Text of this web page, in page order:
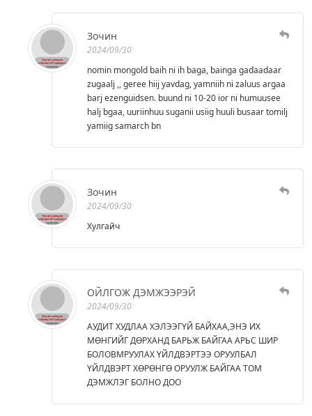
Зочин
2024/09/30
nomin mongold baih ni ih baga, bainga gadaadaar
zugaalj ,, geree hiij yavdag, yamniih ni zaluus argaa
barj ezenguidsen. buund ni 10-20 ior ni humuusee
halj bgaa, uuriinhuu suganii usiig huuli busaar tomilj
yamiig samarch bn
Зочин
2024/09/30
Хулгайч
ОЙЛГОЖ ДЭМЖЭЭРЭЙ
2024/09/30
АУДИТ ХУДЛАА ХЭЛЭЭГҮЙ БАЙХАА,ЭНЭ ИХ
МӨНГИЙГ ДӨРХАНД БАРЬЖ БАЙГАА АРЬС ШИР
БОЛОВМРУУЛАХ ҮЙЛДВЭРТЭЭ ОРУУЛБАЛ
ҮЙЛДВЭРТ ХӨРӨНГӨ ОРУУЛЖ БАЙГАА ТОМ
ДЭМЖЛЭГ БОЛНО ДОО